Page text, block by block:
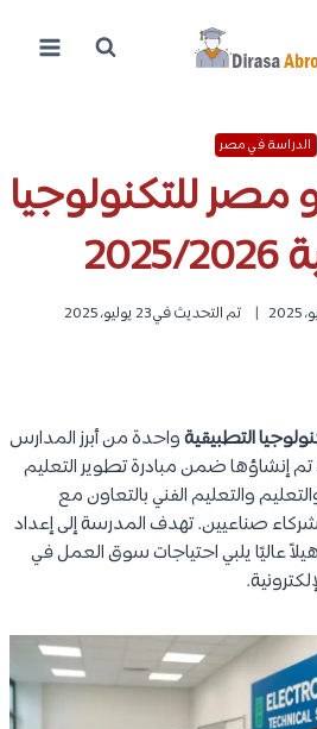
الدراسة في مصر
مصر للتكنولوجيا
تم التحديث في23 يوليو، 2025
التطبيقيةواحدة من أبرز المدارس
إنشاؤها ضمن مبادرة تطوير التعليم
والتعليم والتعليم الفني بالتعاون مع
صناعيين. تهدف المدرسة إلى إعداد
عاليًا يلبي احتياجات سوق العمل في